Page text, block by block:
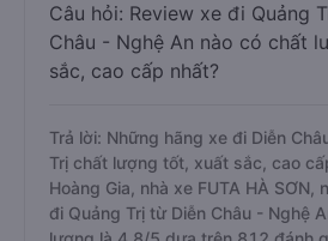
Câu hỏi: Review xe đi Quảng
Châu - Nghệ An nào có chất
sắc, cao cấp nhất?
Trả lời: Những hãng xe đi Diễn
Trị chất lượng tốt, xuất sắc, cao
Hoàng Gia, nhà xe FUTA HÀ SƠN,
đi Quảng Trị từ Diễn Châu - Nghệ